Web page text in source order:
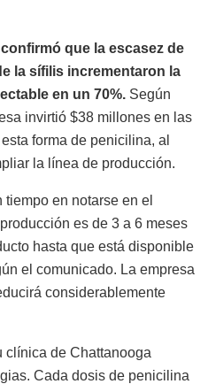
que la escasez de
la sífilis incrementaron la
en un 70%. Según
invirtió $38 millones en las
forma de penicilina, al
la línea de producción.
tiempo en notarse en el
es de 3 a 6 meses
hasta que está disponible
el comunicado. La empresa
considerablemente
clínica de Chattanooga
Cada dosis de penicilina